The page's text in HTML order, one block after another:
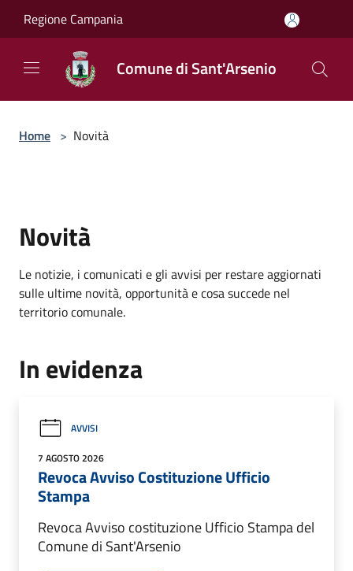
Regione Campania
Comune di Sant'Arsenio
Home > Novità
Novità
Le notizie, i comunicati e gli avvisi per restare aggiornati
sulle ultime novità, opportunità e cosa succede nel
territorio comunale.
In evidenza
AVVISI
7 AGOSTO 2026
Revoca Avviso Costituzione Ufficio
Stampa
Revoca Avviso costituzione Ufficio Stampa del
Comune di Sant'Arsenio